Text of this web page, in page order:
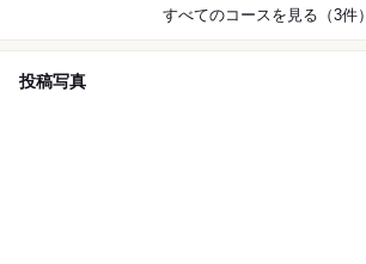
すべてのコースを見る（3件）
投稿写真